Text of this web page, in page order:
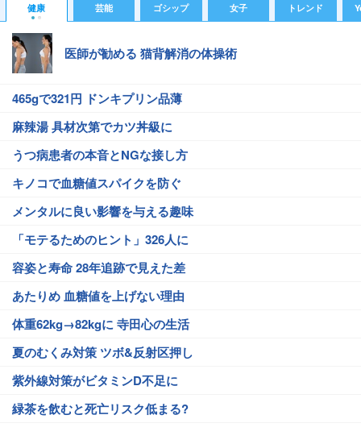
健康 芸能 ゴシップ 女子 トレンド
医師が勧める 猫背解消の体操術
465gで321円 ドンキプリン品薄
麻辣湯 具材次第でカツ丼級に
うつ病患者の本音とNGな接し方
キノコで血糖値スパイクを防ぐ
メンタルに良い影響を与える趣味
「モテるためのヒント」326人に
容姿と寿命 28年追跡で見えた差
あたりめ 血糖値を上げない理由
体重62kg→82kgに 寺田心の生活
夏のむくみ対策 ツボ&反射区押し
紫外線対策がビタミンD不足に
緑茶を飲むと死亡リスク低まる?